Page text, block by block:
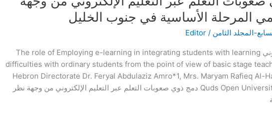
المرحلة الأساسية في جنوب الخليل
المجلد الثامن /
Editor
التعليم الإلكتروني The role of Employing e-learning in integrating students with learning
difficulties with ordinary students from the point of view of basic stage
Hebron Directorate Dr. Feryal Abdulaziz Amro*1, Mrs. Maryam Rafieq Al-
Quds Open University | Palestine دمج ذوي صعوبات التعلم عبر التعليم الإلكتروني من وجهة نظر